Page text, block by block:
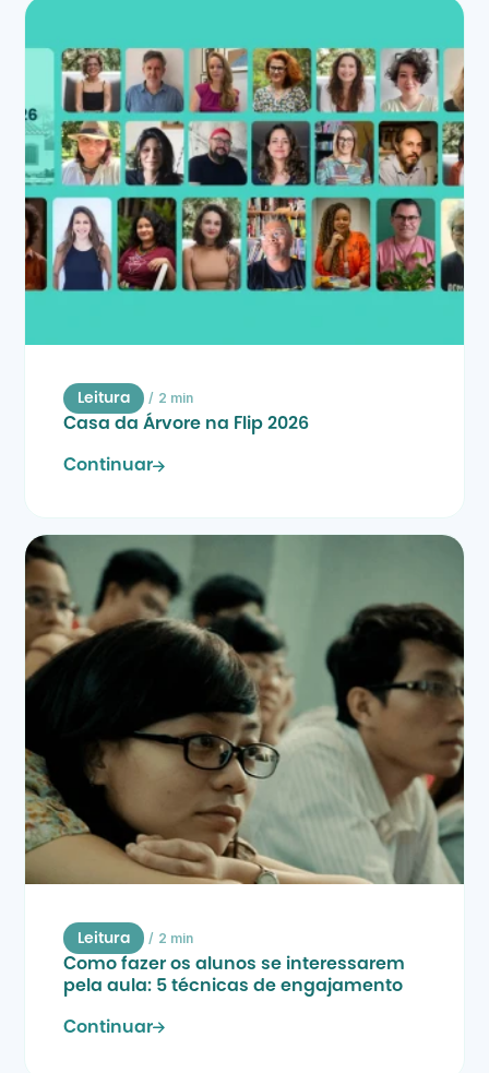
Leitura / 2 min
Casa da Árvore na Flip 2026
Continuar
Leitura / 2 min
Como fazer os alunos se interessarem
pela aula: 5 técnicas de engajamento
Continuar